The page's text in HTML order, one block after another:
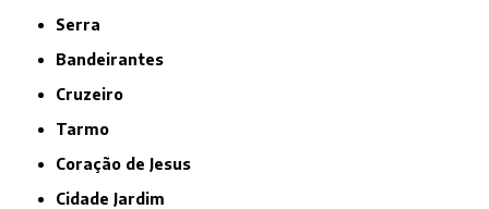
Serra
Bandeirantes
Cruzeiro
Tarmo
Coração de Jesus
Cidade Jardim